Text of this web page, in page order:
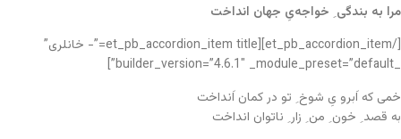
مرا به بندگی ِ خواجه‌یِ جهان انداخت
[/et_pb_accordion_item][et_pb_accordion_item title=”- خانلری”
_builder_version=”4.6.1″ _module_preset=”default”]
خمی که اَبرو یِ شوخ ِ تو در کمان اَنداخت
به قصد ِ خون ِ من ِ زار ِ ناتوان انداخت